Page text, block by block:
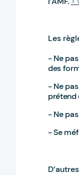
Les
- Ne
des
- Ne
prétend
- Ne
- Se